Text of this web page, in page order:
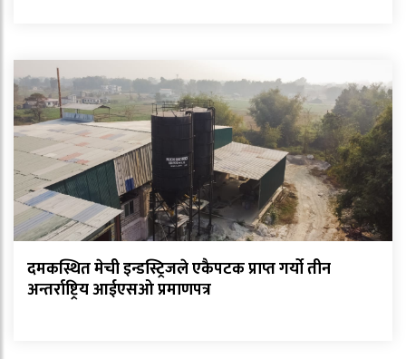
दमकस्थित मेची इन्डस्ट्रिजले एकैपटक प्राप्त गर्यो तीन
अन्तर्राष्ट्रिय आईएसओ प्रमाणपत्र